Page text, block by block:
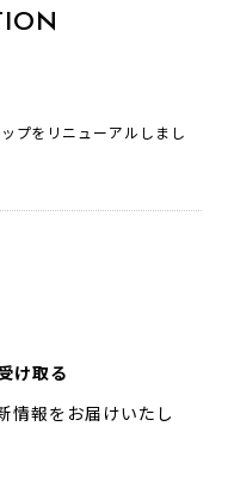
プをリニューアルしまし
け取る
情報をお届けいたし